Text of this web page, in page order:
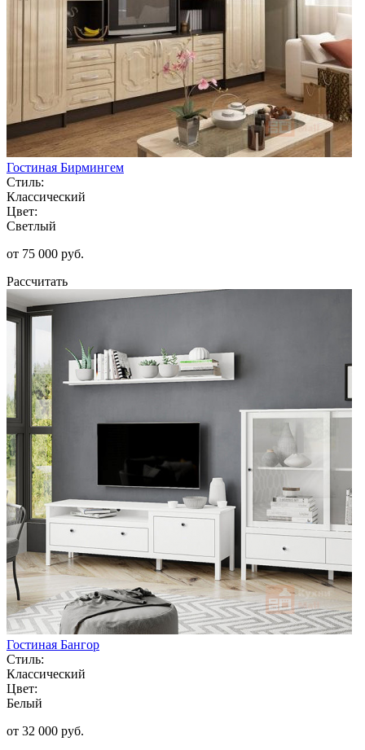
Гостиная Бирмингем
Стиль:
Классический
Цвет:
Светлый
от 75 000 руб.
Рассчитать
Гостиная Бангор
Стиль:
Классический
Цвет:
Белый
от 32 000 руб.